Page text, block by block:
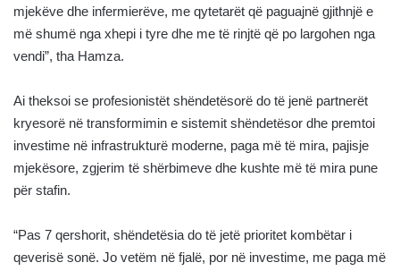
mjekëve dhe infermierëve, me qytetarët që paguajnë gjithnjë e
më shumë nga xhepi i tyre dhe me të rinjtë që po largohen nga
vendi”, tha Hamza.
Ai theksoi se profesionistët shëndetësorë do të jenë partnerët
kryesorë në transformimin e sistemit shëndetësor dhe premtoi
investime në infrastrukturë moderne, paga më të mira, pajisje
mjekësore, zgjerim të shërbimeve dhe kushte më të mira pune
për stafin.
“Pas 7 qershorit, shëndetësia do të jetë prioritet kombëtar i
qeverisë sonë. Jo vetëm në fjalë, por në investime, me paga më